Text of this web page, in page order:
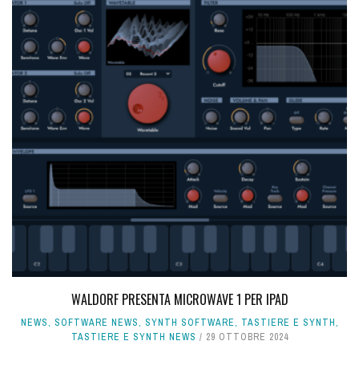
WALDORF PRESENTA MICROWAVE 1 PER IPAD
NEWS, SOFTWARE NEWS, SYNTH SOFTWARE, TASTIERE E SYNTH,
TASTIERE E SYNTH NEWS
29 OTTOBRE 2024